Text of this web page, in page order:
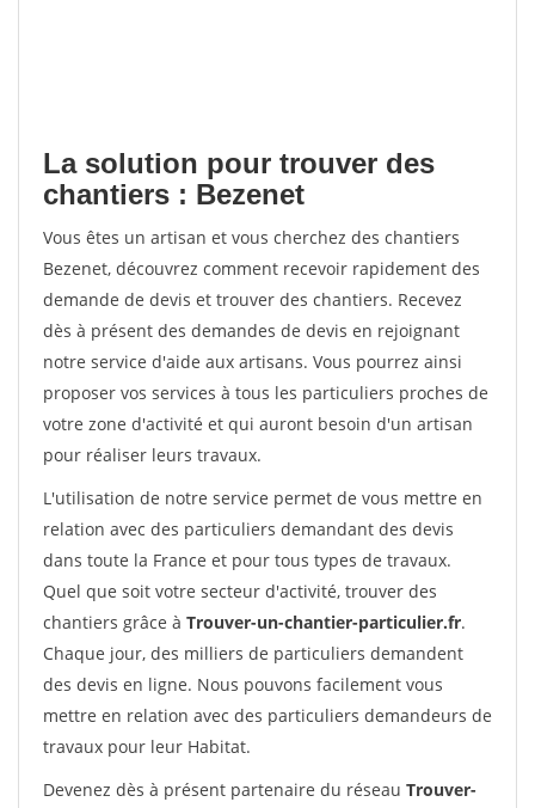
La solution pour trouver des
chantiers : Bezenet
Vous êtes un artisan et vous cherchez des chantiers
Bezenet, découvrez comment recevoir rapidement des
demande de devis et trouver des chantiers. Recevez
dès à présent des demandes de devis en rejoignant
notre service d'aide aux artisans. Vous pourrez ainsi
proposer vos services à tous les particuliers proches de
votre zone d'activité et qui auront besoin d'un artisan
pour réaliser leurs travaux.
L'utilisation de notre service permet de vous mettre en
relation avec des particuliers demandant des devis
dans toute la France et pour tous types de travaux.
Quel que soit votre secteur d'activité, trouver des
chantiers grâce à Trouver-un-chantier-particulier.fr.
Chaque jour, des milliers de particuliers demandent
des devis en ligne. Nous pouvons facilement vous
mettre en relation avec des particuliers demandeurs de
travaux pour leur Habitat.
Devenez dès à présent partenaire du réseau Trouver-